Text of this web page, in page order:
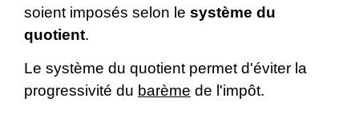
soient imposés selon le système du
quotient.
Le système du quotient permet d'éviter la
progressivité du barème de l'impôt.